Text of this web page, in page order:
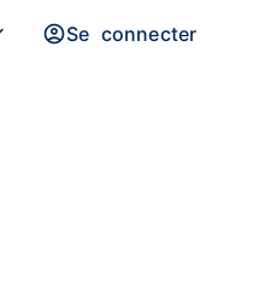
Se connecter